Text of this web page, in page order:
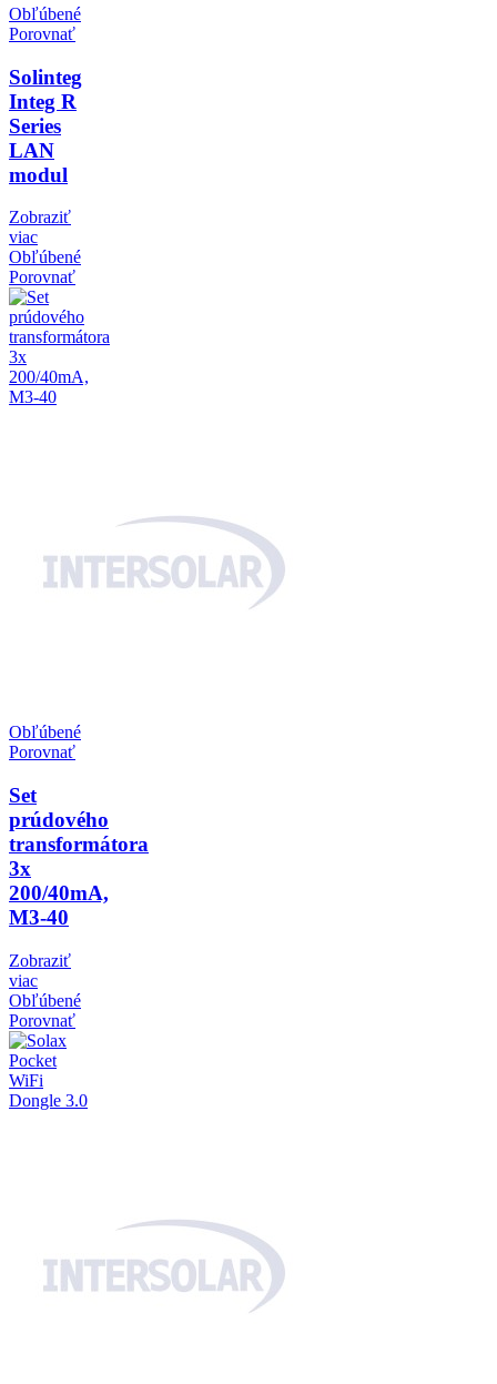
Obľúbené
Porovnať
Solinteg
Integ R
Series
LAN
modul
Zobraziť
viac
Obľúbené
Porovnať
Obľúbené
Porovnať
Set
prúdového
transformátora
3x
200/40mA,
M3-40
Zobraziť
viac
Obľúbené
Porovnať